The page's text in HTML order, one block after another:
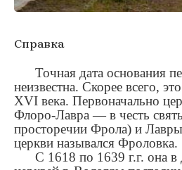
Справка
Точная дата основания
неизвестна. Скорее всего,
XVI века. Первоначально
Флоро-Лавра — в честь
просторечии Фрола) и
церкви назывался Фроловка.
С 1618 по 1639 г.г. она в